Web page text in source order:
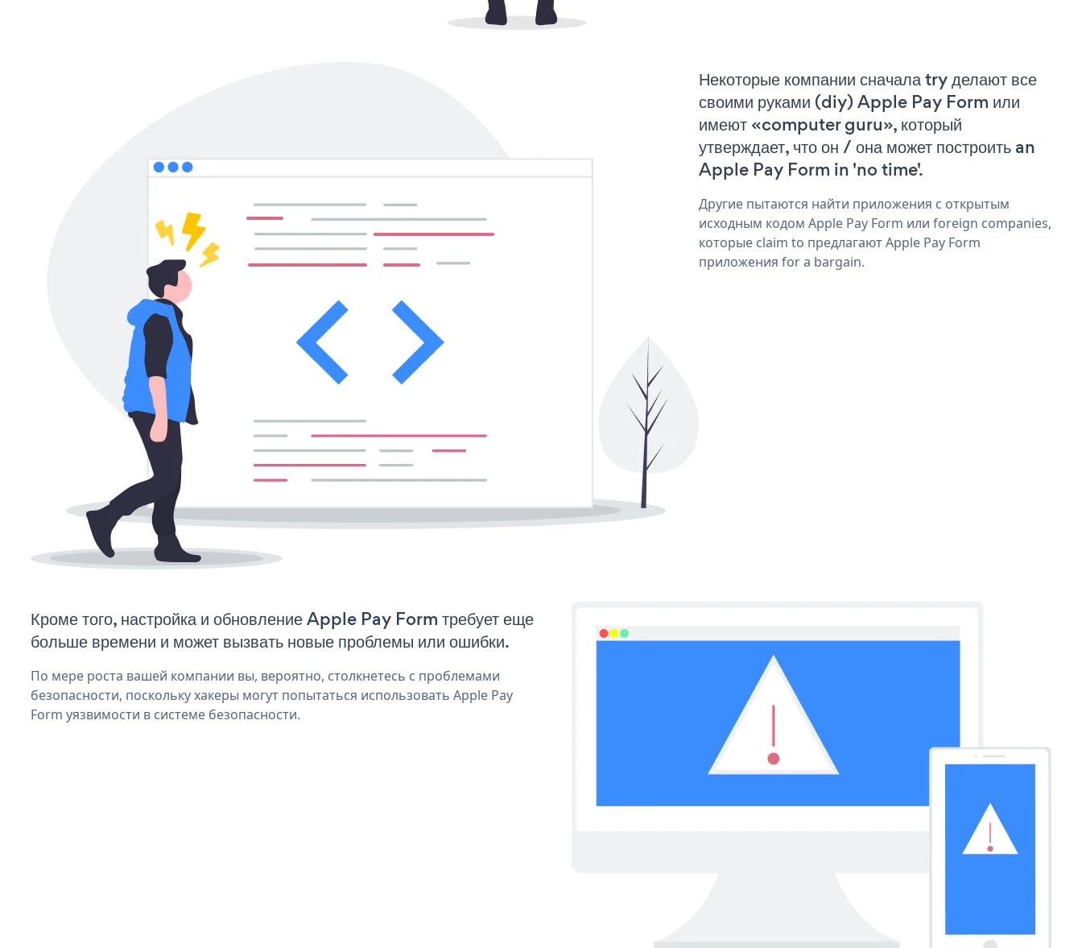
Некоторые компании сначала try делают все
своими руками (diy) Apple Pay Form или
имеют «computer guru», который
утверждает, что он / она может построить an
Apple Pay Form in 'no time'.
Другие пытаются найти приложения с открытым
исходным кодом Apple Pay Form или foreign companies,
которые claim to предлагают Apple Pay Form
приложения for a bargain.
Кроме того, настройка и обновление Apple Pay Form требует еще
больше времени и может вызвать новые проблемы или ошибки.
По мере роста вашей компании вы, вероятно, столкнетесь с проблемами
безопасности, поскольку хакеры могут попытаться использовать Apple Pay
Form уязвимости в системе безопасности.